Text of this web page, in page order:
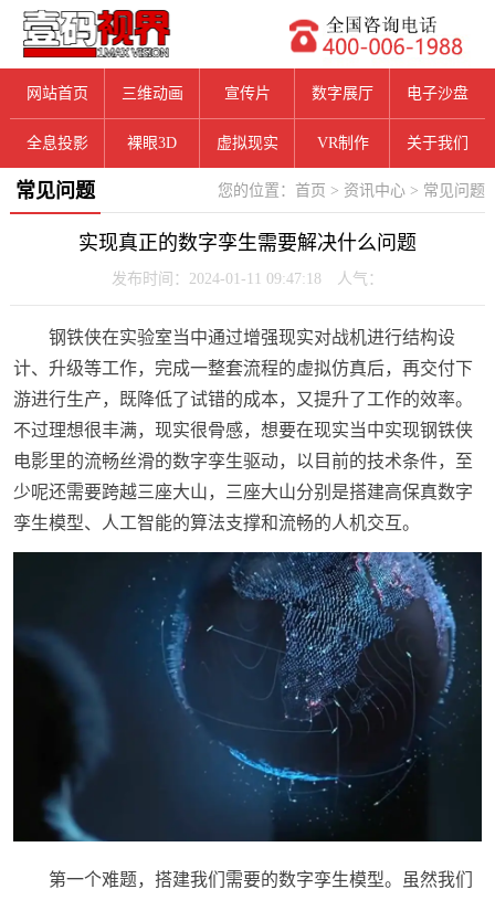
网站首页 三维动画 宣传片 数字展厅 电子沙盘
全息投影 裸眼3D 虚拟现实 VR制作 关于我们
您的位置： 首页 > 资讯中心 > 常见问题
常见问题
实现真正的数字孪生需要解决什么问题
发布时间：2024-01-11 09:47:18 人气：
钢铁侠在实验室当中通过增强现实对战机进行结构设
计、升级等工作，完成一整套流程的虚拟仿真后，再交付下
游进行生产，既降低了试错的成本，又提升了工作的效率。
不过理想很丰满，现实很骨感，想要在现实当中实现钢铁侠
电影里的流畅丝滑的数字孪生驱动，以目前的技术条件，至
少呢还需要跨越三座大山，三座大山分别是搭建高保真数字
孪生模型、人工智能的算法支撑和流畅的人机交互。
第一个难题，搭建我们需要的数字孪生模型。虽然我们